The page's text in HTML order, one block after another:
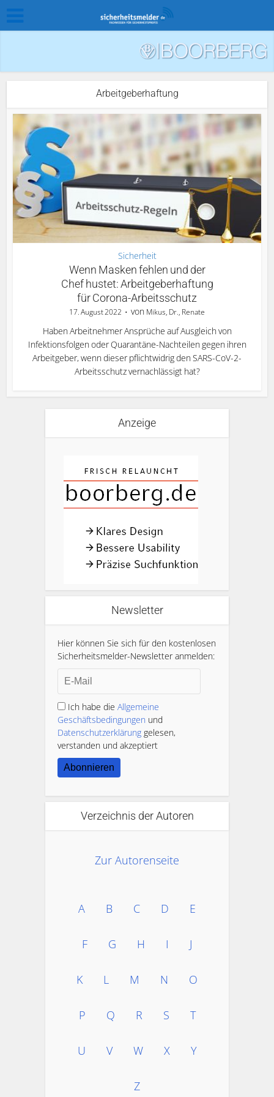
Arbeitgeberhaftung
Sicherheit
Wenn Masken fehlen und der
Chef hustet: Arbeitgeberhaftung
für Corona-Arbeitsschutz
17. August 2022 von Mikus, Dr., Renate
Haben Arbeitnehmer Ansprüche auf Ausgleich von
Infektionsfolgen oder Quarantäne-Nachteilen gegen ihren
Arbeitgeber, wenn dieser pflichtwidrig den SARS-CoV-2-
Arbeitsschutz vernachlässigt hat?
Anzeige
Newsletter
Hier können Sie sich für den kostenlosen
Sicherheitsmelder-Newsletter anmelden:
Ich habe die Allgemeine
Geschäftsbedingungen und
Datenschutzerklärung gelesen,
verstanden und akzeptiert
Abonnieren
Verzeichnis der Autoren
Zur Autorenseite
A B C D E
F G H I J
K L M N O
P Q R S T
U V W X Y
Z